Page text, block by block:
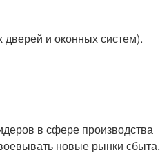
и оконных систем).
в сфере производства
новые рынки сбыта.